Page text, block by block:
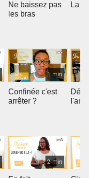
Ne baissez pas
les bras
La
1 min
Confinée c'est
arrêter ?
2 min